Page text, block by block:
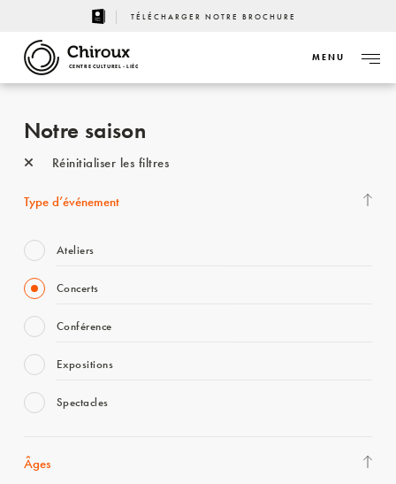
TÉLÉCHARGER NOTRE BROCHURE
CENTRE CULTUREL - LIÈGE
MENU
Notre saison
Réinitialiser les filtres
Type d’événement
Ateliers
Concerts
Conférence
Expositions
Spectacles
Âges